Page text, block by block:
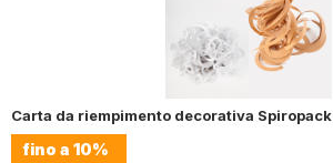
Carta da riempimento decorativa Spiropack
fino a 10%